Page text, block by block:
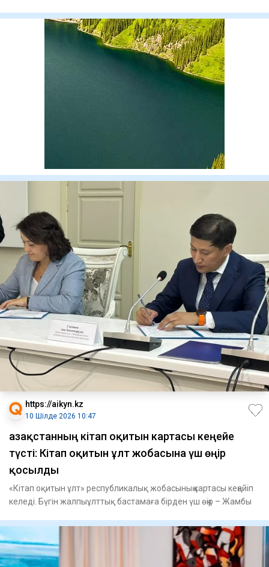
https://aikyn.kz
10 Шілде 2026 10:47
Қазақстанның кітап оқитын картасы кеңейе
түсті: Кітап оқитын ұлт жобасына үш өңір
қосылды
«Кітап оқитын ұлт» республикалық жобасының картасы кеңейіп
келеді. Бүгін жалпыұлттық бастамаға бірден үш өңір – Жамбы